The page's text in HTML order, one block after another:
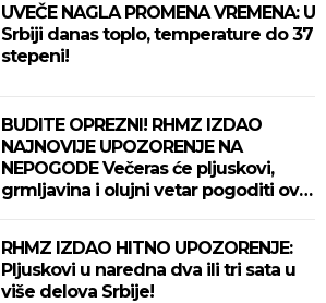
UVEČE NAGLA PROMENA VREMENA: U
Srbiji danas toplo, temperature do 37
stepeni!
BUDITE OPREZNI! RHMZ IZDAO
NAJNOVIJE UPOZORENJE NA
NEPOGODE Večeras će pljuskovi,
grmljavina i olujni vetar pogoditi ove
RHMZ IZDAO HITNO UPOZORENJE:
Pljuskovi u naredna dva ili tri sata u
više delova Srbije!